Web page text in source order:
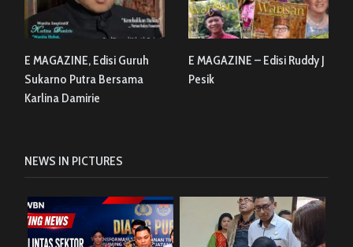
E MAGAZINE, Edisi Guruh
Sukarno Putra Bersama
Karlina Damirie
E MAGAZINE – Edisi Ruddy J
Pesik
NEWS IN PICTURES